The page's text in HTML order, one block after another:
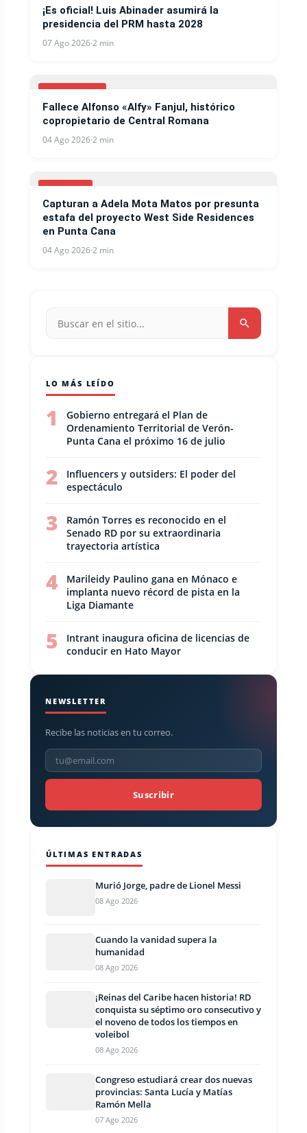
¡Es oficial! Luis Abinader asumirá la
presidencia del PRM hasta 2028
07 Ago 2026·2 min
NACIONALES
Fallece Alfonso «Alfy» Fanjul, histórico
copropietario de Central Romana
04 Ago 2026·2 min
NOTICIAS
Capturan a Adela Mota Matos por presunta
estafa del proyecto West Side Residences
en Punta Cana
04 Ago 2026·2 min
LO MÁS LEÍDO
1
Gobierno entregará el Plan de
Ordenamiento Territorial de Verón-
Punta Cana el próximo 16 de julio
2
Influencers y outsiders: El poder del
espectáculo
3
Ramón Torres es reconocido en el
Senado RD por su extraordinaria
trayectoria artística
4
Marileidy Paulino gana en Mónaco e
implanta nuevo récord de pista en la
Liga Diamante
5
Intrant inaugura oficina de licencias de
conducir en Hato Mayor
NEWSLETTER
Recibe las noticias en tu correo.
Suscribir
ÚLTIMAS ENTRADAS
Murió Jorge, padre de Lionel Messi
08 Ago 2026
Cuando la vanidad supera la
humanidad
08 Ago 2026
¡Reinas del Caribe hacen historia! RD
conquista su séptimo oro consecutivo y
el noveno de todos los tiempos en
voleibol
08 Ago 2026
Congreso estudiará crear dos nuevas
provincias: Santa Lucía y Matías
Ramón Mella
07 Ago 2026